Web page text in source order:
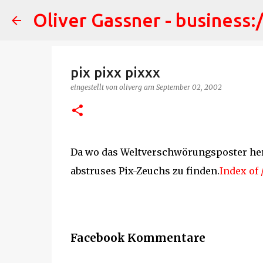
Oliver Gassner -
pix pixx pixxx
eingestellt von oliverg am September 02, 2002
Da wo das Weltverschwörungsposter
abstruses Pix-Zeuchs zu finden.Index of
Facebook Kommentare